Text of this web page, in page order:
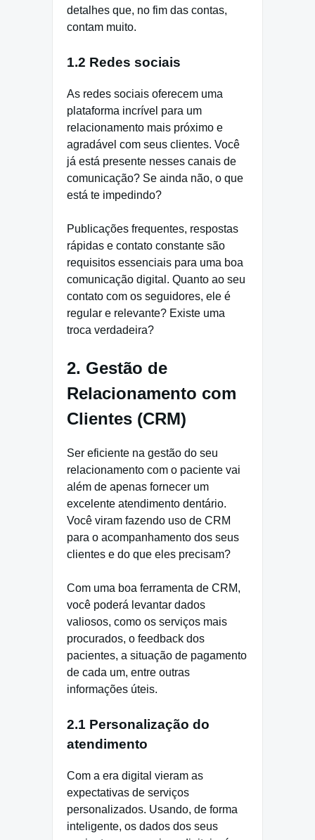
detalhes que, no fim das contas,
contam muito.
1.2 Redes sociais
As redes sociais oferecem uma
plataforma incrível para um
relacionamento mais próximo e
agradável com seus clientes. Você
já está presente nesses canais de
comunicação? Se ainda não, o que
está te impedindo?
Publicações frequentes, respostas
rápidas e contato constante são
requisitos essenciais para uma boa
comunicação digital. Quanto ao seu
contato com os seguidores, ele é
regular e relevante? Existe uma
troca verdadeira?
2. Gestão de
Relacionamento com
Clientes (CRM)
Ser eficiente na gestão do seu
relacionamento com o paciente vai
além de apenas fornecer um
excelente atendimento dentário.
Você viram fazendo uso de CRM
para o acompanhamento dos seus
clientes e do que eles precisam?
Com uma boa ferramenta de CRM,
você poderá levantar dados
valiosos, como os serviços mais
procurados, o feedback dos
pacientes, a situação de pagamento
de cada um, entre outras
informações úteis.
2.1 Personalização do
atendimento
Com a era digital vieram as
expectativas de serviços
personalizados. Usando, de forma
inteligente, os dados dos seus